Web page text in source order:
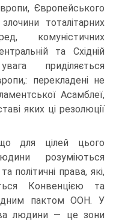
Європейського
то­талітарних
комуністичних
та Східній
приділяється
пере­кладені не
Асамблеї,
яких ці резолюції
для цілей цього
розуміються
політичні права, які,
Конвен­цією та
пактом ООН. У
люди­ни — це зони